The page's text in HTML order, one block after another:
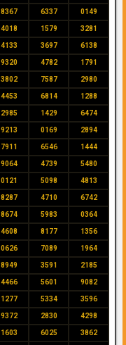
8367 6337 0149
4018 1579 3281
4133 3697 6138
9320 4782 1791
3802 7587 2980
4453 6814 1288
2985 1429 6474
9213 0169 2894
7911 6546 1444
9064 4739 5480
0121 5098 4813
8287 4710 6742
8674 5983 0364
4608 8177 1356
0626 7089 1964
8949 3591 2185
4466 5601 9082
1277 5334 3596
9372 2830 4298
1603 6025 3862